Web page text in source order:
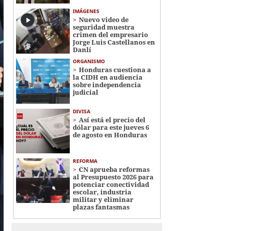
IMÁGENES
Nuevo video de
seguridad muestra
crimen del empresario
Jorge Luis Castellanos en
Danlí
ORGANISMO
Honduras cuestiona a
la CIDH en audiencia
sobre independencia
judicial
DIVISA
Así está el precio del
dólar para este jueves 6
de agosto en Honduras
REFORMA
CN aprueba reformas
al Presupuesto 2026 para
potenciar conectividad
escolar, industria
militar y eliminar
plazas fantasmas